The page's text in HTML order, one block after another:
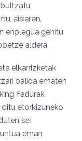
aisiaren,
enplegua gehitu
aldera.
elkarrizketak
balioa ematen
Fadurak
etorkizuneko
sei
eman